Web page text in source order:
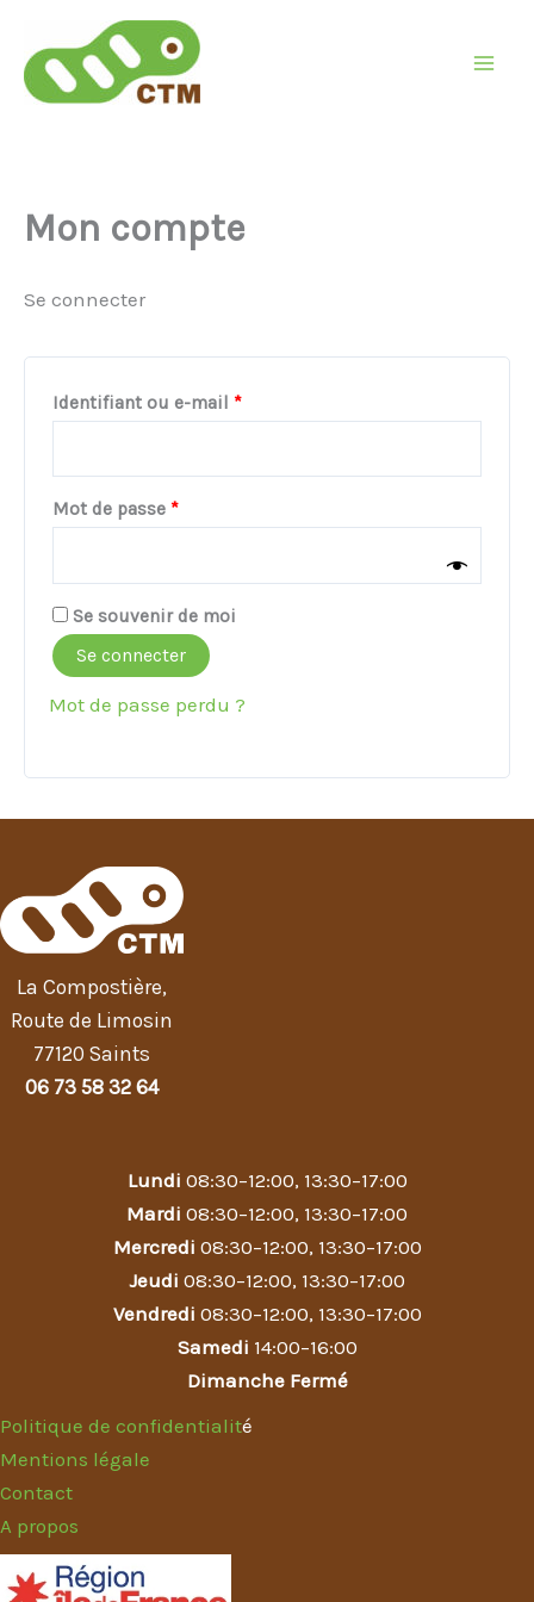
contenu
Mon compte
Se connecter
Identifiant ou e-mail *
Mot de passe *
Obligatoire
Se souvenir de moi
Se connecter
Mot de passe perdu ?
La Compostière,
Route de Limosin
77120 Saints
06 73 58 32 64
Lundi 08:30–12:00, 13:30–17:00
Mardi 08:30–12:00, 13:30–17:00
Mercredi 08:30–12:00, 13:30–17:00
Jeudi 08:30–12:00, 13:30–17:00
Vendredi 08:30–12:00, 13:30–17:00
Samedi 14:00–16:00
Dimanche Fermé
Politique de confidentialité
Mentions légale
Contact
A propos